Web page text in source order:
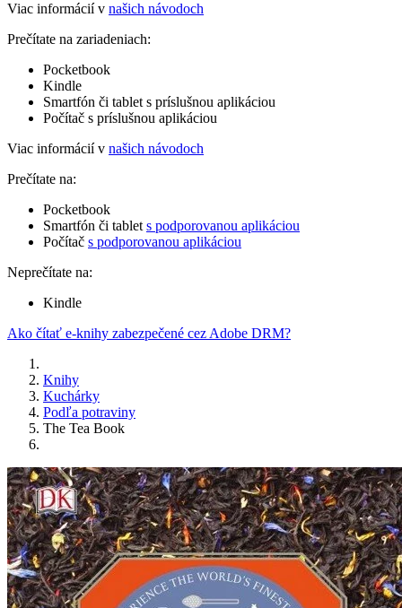
Viac informácií v našich návodoch
Prečítate na zariadeniach:
Pocketbook
Kindle
Smartfón či tablet s príslušnou aplikáciou
Počítač s príslušnou aplikáciou
Viac informácií v našich návodoch
Prečítate na:
Pocketbook
Smartfón či tablet s podporovanou aplikáciou
Počítač s podporovanou aplikáciou
Neprečítate na:
Kindle
Ako čítať e-knihy zabezpečené cez Adobe DRM?
Knihy
Kuchárky
Podľa potraviny
The Tea Book